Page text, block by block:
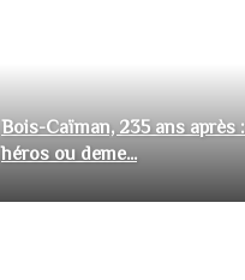
Bois-Caïman, 235 ans après
héros ou deme...